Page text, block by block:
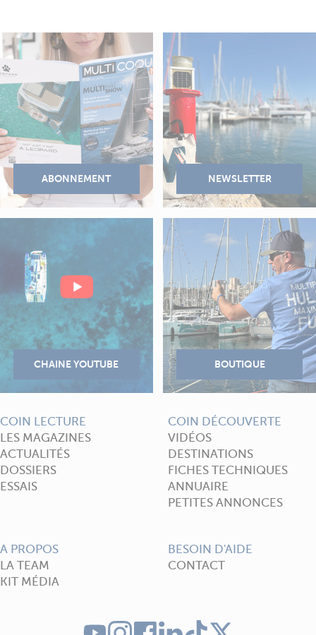
COIN LECTURE
LES MAGAZINES
ACTUALITÉS
DOSSIERS
ESSAIS
COIN DÉCOUVERTE
VIDÉOS
DESTINATIONS
FICHES TECHNIQUES
ANNUAIRE
PETITES ANNONCES
A PROPOS
LA TEAM
KIT MÉDIA
BESOIN D'AIDE
CONTACT